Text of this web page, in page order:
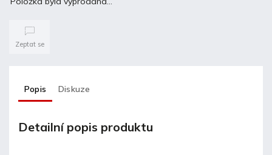
Zeptat se
Popis Diskuze
Detailní popis produktu